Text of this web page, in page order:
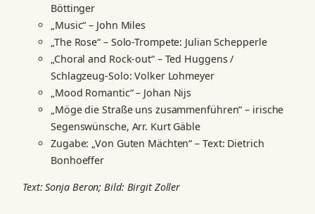
Böttinger
„Music“ – John Miles
„The Rose“ – Solo-Trompete: Julian Schepperle
„Choral and Rock-out“ – Ted Huggens /
Schlagzeug-Solo: Volker Lohmeyer
„Mood Romantic“ – Johan Nijs
„Möge die Straße uns zusammenführen“ – irische
Segenswünsche, Arr. Kurt Gäble
Zugabe: „Von Guten Mächten“ – Text: Dietrich
Bonhoeffer
Text: Sonja Beron; Bild: Birgit Zoller